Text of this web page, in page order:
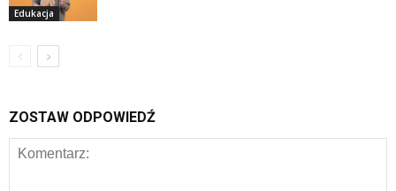
Edukacja
ZOSTAW ODPOWIEDŹ